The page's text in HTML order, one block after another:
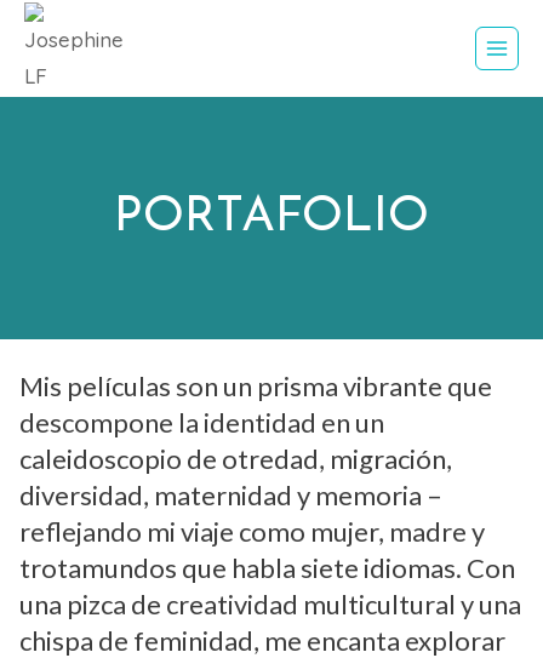
Saltar
contenido
PORTAFOLIO
Mis películas son un prisma vibrante que
descompone la identidad en un
caleidoscopio de otredad, migración,
diversidad, maternidad y memoria –
reflejando mi viaje como mujer, madre y
trotamundos que habla siete idiomas. Con
una pizca de creatividad multicultural y una
chispa de feminidad, me encanta explorar